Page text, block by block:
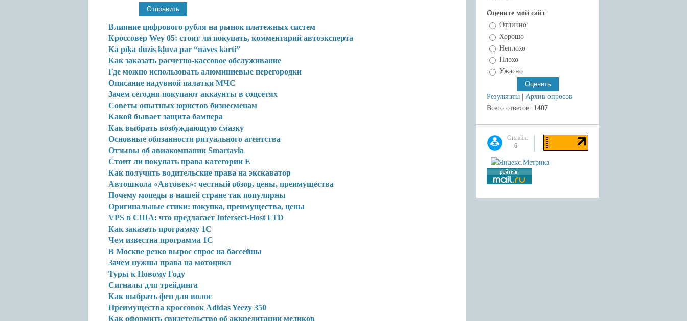
Отправить
Влияние цифрового рубля на рынок платежных систем
Кроссовер Wey 05: стоит ли покупать, комментарий автоэксперта
Kā pīķa dūzis kļuva par “nāves karti”
Как заказать расчетно-кассовое обслуживание
Где можно использовать алюминиевые перегородки
Описание надувной палатки МЧС
Зачем сегодня покупают аккаунты в соцсетях
Советы опытных юристов бизнесменам
Какой бывает защита бампера
Как выбрать возбуждающую смазку
Основные обязанности ритуального агентства
Отзывы об авиакомпании Smartavia
Стоит ли покупать права категории Е
Как получить водительские права на экскаватор
Автошкола «Автовек»: честный обзор, цены, преимущества
Почему мопеды в нашей стране так популярны
Оригинальные стики: покупка, преимущества, цены
VPS в США: что предлагает Intersect-Host LTD
Как заказать программу 1С
Чем известна программа 1С
В Москве резко вырос спрос на бассейны
Зачем нужны права на мотоцикл
Туры к Новому Году
Сигналы для трейдинга
Как выбрать фен для волос
Преимущества кроссовок Adidas Yeezy 350
Как оформить свидетельство об аккредитации медиков
Оцените мой сайт
Отлично
Хорошо
Неплохо
Плохо
Ужасно
Результаты
Архив опросов
Всего ответов: 1407
Онлайн:
6